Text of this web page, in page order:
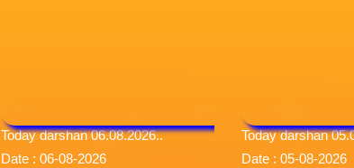
Today darshan 06.08.2026..
Date : 06-08-2026
Today darshan
Date : 05-08-2026